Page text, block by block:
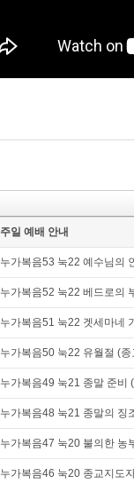
주일 예배 안내
누가복음53 눅22 예수님의
누가복음52 눅22 베드로의
누가복음51 눅22 겟세마네
누가복음50 눅22 유월절 (
누가복음49 눅21 종말 준비
누가복음48 눅21 종말의 징
누가복음47 눅20 불의한 농
누가복음46 눅20 종교지도